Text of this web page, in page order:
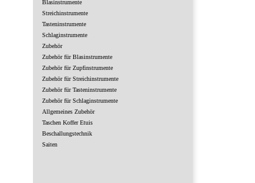
Blasinstrumente
Streichinstrumente
Tasteninstrumente
Schlaginstrumente
Zubehör
Zubehör für Blasinstrumente
Zubehör für Zupfinstrumente
Zubehör für Streichinstrumente
Zubehör für Tasteninstrumente
Zubehör für Schlaginstrumente
Allgemeines Zubehör
Taschen Koffer Etuis
Beschallungstechnik
Saiten